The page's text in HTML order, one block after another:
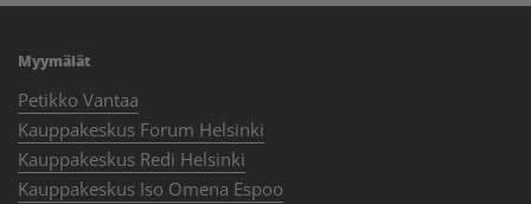
Myymälät
Petikko Vantaa
Kauppakeskus Forum Helsinki
Kauppakeskus Redi Helsinki
Kauppakeskus Iso Omena Espoo